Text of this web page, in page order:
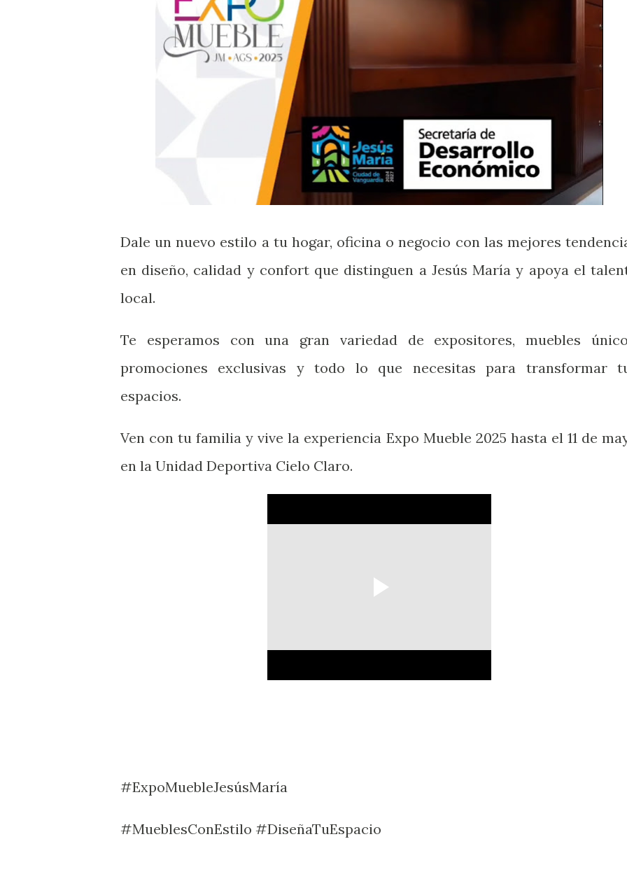
Dale un nuevo estilo a tu hogar, oficina o negocio con las mejores
en diseño, calidad y confort que distinguen a Jesús María y apoya el
local.
Te esperamos con una gran variedad de expositores, muebles
promociones exclusivas y todo lo que necesitas para transformar
espacios.
Ven con tu familia y vive la experiencia Expo Mueble 2025 hasta el 11 de
en la Unidad Deportiva Cielo Claro.
#ExpoMuebleJesúsMaría
#MueblesConEstilo #DiseñaTuEspacio